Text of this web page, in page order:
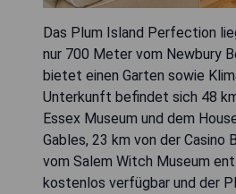
Das Plum Island Perfection
nur 700 Meter vom Newbury
bietet einen Garten sowie
Unterkunft befindet sich 48
Essex Museum und dem
Gables, 23 km von der Casino
vom Salem Witch Museum
kostenlos verfügbar und der